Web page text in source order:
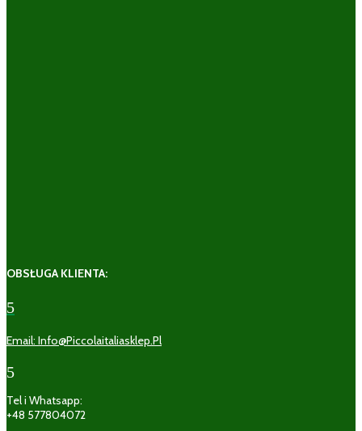
OBSŁUGA KLIENTA:
5
Email: Info@piccolaitaliasklep.pl
5
Tel i Whatsapp:
+48 577804072